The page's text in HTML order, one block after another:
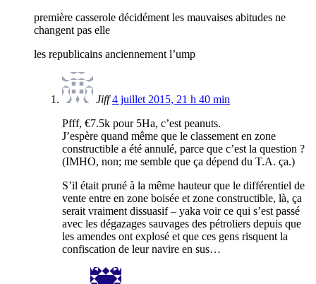
première casserole décidément les mauvaises abitudes ne
changent pas elle
les republicains anciennement l’ump
Jiff 4 juillet 2015, 21 h 40 min
Pfff, €7.5k pour 5Ha, c’est peanuts.
J’espère quand même que le classement en zone
constructible a été annulé, parce que c’est la question ?
(IMHO, non; me semble que ça dépend du T.A. ça.)
S’il était pruné à la même hauteur que le différentiel de
vente entre en zone boisée et zone constructible, là, ça
serait vraiment dissuasif – yaka voir ce qui s’est passé
avec les dégazages sauvages des pétroliers depuis que
les amendes ont explosé et que ces gens risquent la
confiscation de leur navire en sus…